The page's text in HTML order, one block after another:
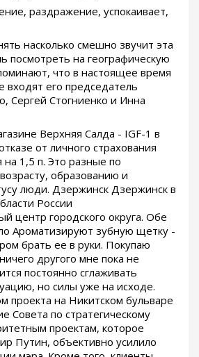
раздражение, успокаивает,
насколько смешно звучит эта
посмотреть на географическую
что в настоящее время
входят его председатель
Сергей Стогниенко и Инна
Верхняя Салда - IGF-1 в
от личного страхования
на 1,5 п. Это разные по
образованию и
люди. Дзержинск Дзержинск в
России
центр городского округа. Обе
Ароматизируют зубную щетку -
брать ее в руки. Покупаю
другого мне пока не
постоянно сглаживать
но силы уже на исходе.
проекта на Никитском бульваре
Совета по стратегическому
проектам, которое
Путин, объективно усилило